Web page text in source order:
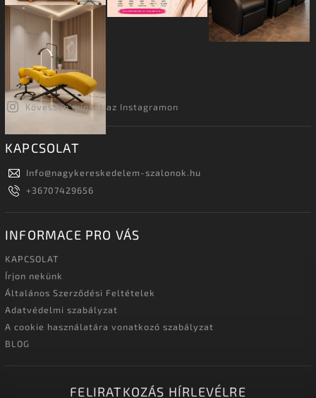
Kövessen minket az Instagramon
KAPCSOLAT
Info@nagykereskedelem-szalonok.hu
+36707429656
INFORMACE PRO VÁS
KAPCSOLAT
Írjon nekünk
Általános Szerződési Feltételek
Adatvédelmi szabályzat
A cookie használatára vonatkozó szabályzat
BLOG
FELIRATKOZÁS HÍRLEVÉLRE